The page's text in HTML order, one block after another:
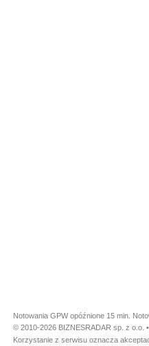
Notowania GPW opóźnione 15 min.
© 2010-2026 BIZNESRADAR sp. z o.o.
Korzystanie z serwisu oznacza